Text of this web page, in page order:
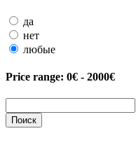
да
нет
любые
Price range: 0€ - 2000€
Поиск